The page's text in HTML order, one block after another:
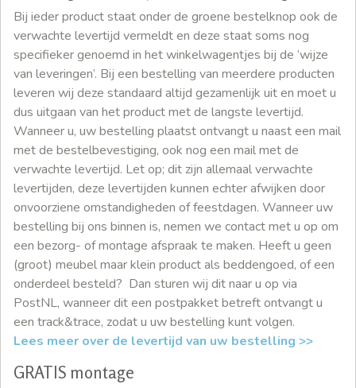
Bij ieder product staat onder de groene bestelknop ook de
verwachte levertijd vermeldt en deze staat soms nog
specifieker genoemd in het winkelwagentjes bij de ‘wijze
van leveringen’. Bij een bestelling van meerdere producten
leveren wij deze standaard altijd gezamenlijk uit en moet u
dus uitgaan van het product met de langste levertijd.
Wanneer u, uw bestelling plaatst ontvangt u naast een mail
met de bestelbevestiging, ook nog een mail met de
verwachte levertijd. Let op; dit zijn allemaal verwachte
levertijden, deze levertijden kunnen echter afwijken door
onvoorziene omstandigheden of feestdagen. Wanneer uw
bestelling bij ons binnen is, nemen we contact met u op om
een bezorg- of montage afspraak te maken. Heeft u geen
(groot) meubel maar klein product als beddengoed, of een
onderdeel besteld? Dan sturen wij dit naar u op via
PostNL, wanneer dit een postpakket betreft ontvangt u
een track&trace, zodat u uw bestelling kunt volgen.
Lees meer over de levertijd van uw bestelling >>
GRATIS montage